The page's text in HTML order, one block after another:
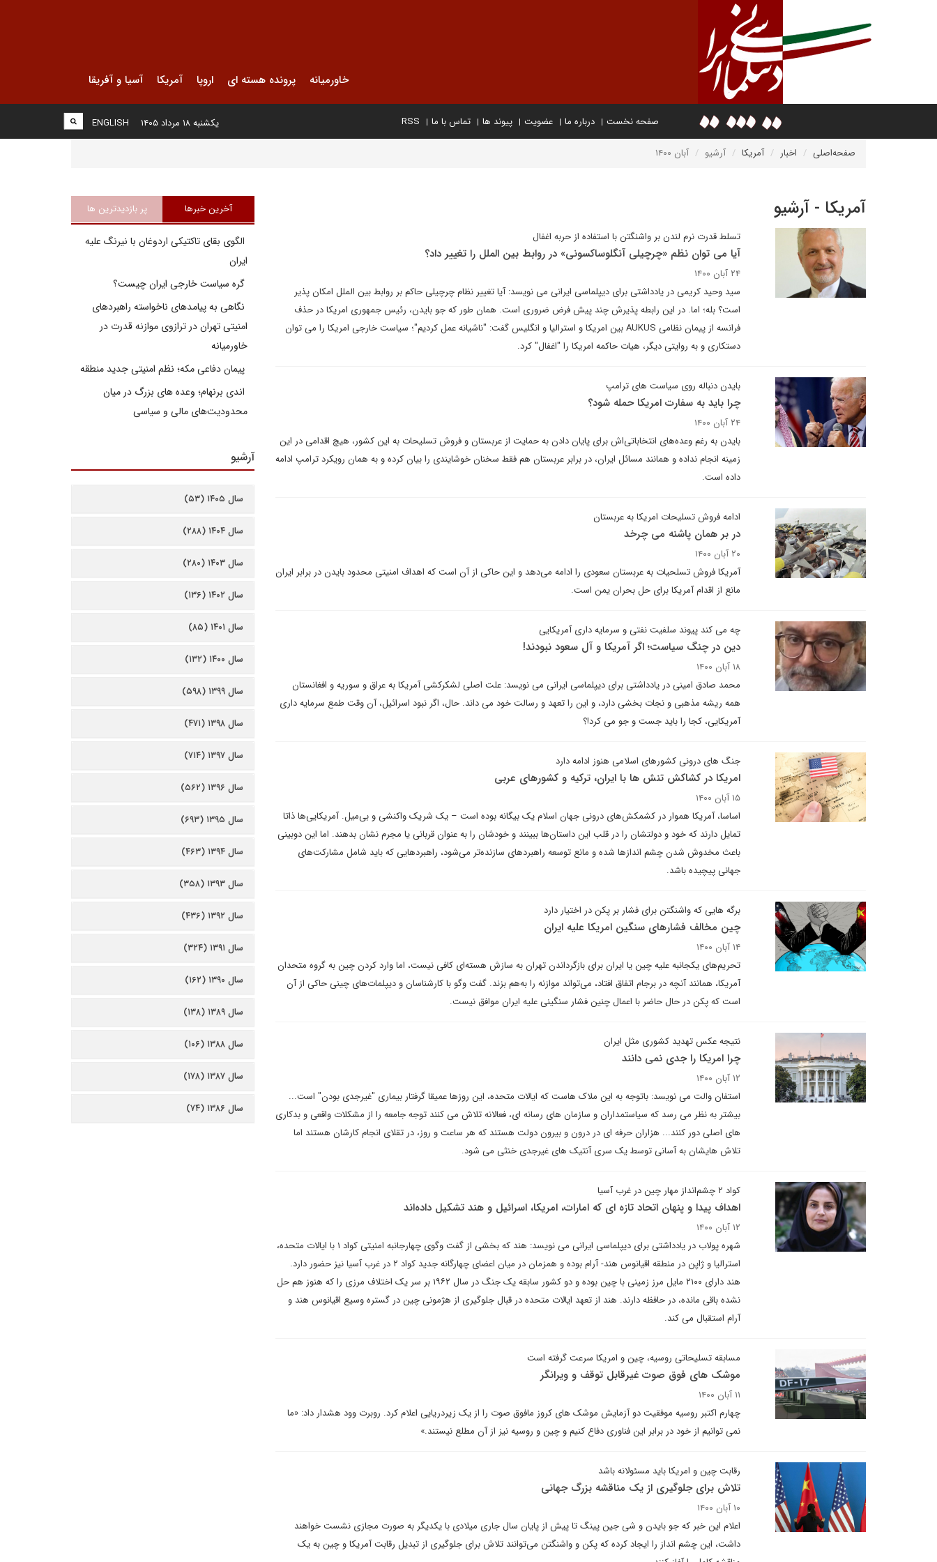
خاورمیانه پرونده هسته ای اروپا آمریکا آسیا و آفریقا
صفحه نخست درباره ما عضویت پیوند ها تماس با ما RSS
ENGLISH یکشنبه ۱۸ مرداد ۱۴۰۵
صفحه‌اصلی اخبار آمریکا آرشیو آبان ۱۴۰۰
آمریکا - آرشیو
تسلط قدرت نرم لندن بر واشنگتن با استفاده از حربه اغفال
آیا می توان نظم «چرچیلی آنگلوساکسونی» در روابط بین الملل را تغییر داد؟
۲۴ آبان ۱۴۰۰
سید وحید کریمی در یادداشتی برای دیپلماسی ایرانی می نویسد: آیا تغییر نظام چرچیلی حاکم بر روابط بین الملل امکان پذیر
است؟ بله؛ اما. در این رابطه پذیرش چند پیش فرض ضروری است. همان طور که جو بایدن، رئیس جمهوری امریکا در حذف
فرانسه از پیمان نظامی AUKUS بین امریکا و استرالیا و انگلیس گفت: "ناشیانه عمل کردیم"؛ سیاست خارجی امریکا را می توان
دستکاری و به روایتی دیگر، هیات حاکمه امریکا را "اغفال" کرد.
بایدن دنباله روی سیاست های ترامپ
چرا باید به سفارت امریکا حمله شود؟
۲۴ آبان ۱۴۰۰
بایدن به رغم وعده‌های انتخاباتی‌اش برای پایان دادن به حمایت از عربستان و فروش تسلیحات به این کشور، هیچ اقدامی در این
زمینه انجام نداده و همانند مسائل ایران، در برابر عربستان هم فقط سخنان خوشایندی را بیان کرده و به همان رویکرد ترامپ ادامه
داده است.
ادامه فروش تسلیحات امریکا به عربستان
در بر همان پاشنه می چرخد
۲۰ آبان ۱۴۰۰
آمریکا فروش تسلحیات به عربستان سعودی را ادامه می‌دهد و این حاکی از آن است که اهداف امنیتی محدود بایدن در برابر ایران
مانع از اقدام آمریکا برای حل بحران یمن است.
چه می کند پیوند سلفیت نفتی و سرمایه داری آمریکایی
دین در چنگ سیاست؛ اگر آمریکا و آل سعود نبودند!
۱۸ آبان ۱۴۰۰
محمد صادق امینی در یادداشتی برای دیپلماسی ایرانی می نویسد: علت اصلی لشکرکشی آمریکا به عراق و سوریه و افغانستان
همه ریشه مذهبی و نجات بخشی دارد، و این را تعهد و رسالت خود می داند. حال، اگر نبود اسرائیل، آن وقت طمع سرمایه داری
آمریکایی، کجا را باید جست و جو می کرد!؟
جنگ های درونی کشورهای اسلامی هنوز ادامه دارد
امریکا در کشاکش تنش ها با ایران، ترکیه و کشورهای عربی
۱۵ آبان ۱۴۰۰
اساسا، آمریکا هموار در کشمکش‌های درونی جهان اسلام یک بیگانه بوده است – یک شریک واکنشی و بی‌میل. آمریکا‌یی‌ها ذاتا
تمایل دارند که خود و دولتشان را در قلب این داستان‌ها ببینند و خودشان را به عنوان قربانی یا مجرم نشان بدهند. اما این دوبینی
باعث مخدوش شدن چشم اندازها شده و مانع توسعه راهبردهای سازنده‌تر می‌شود، راهبردهایی که باید شامل مشارکت‌های
جهانی پیچیده باشد.
برگه هایی که واشنگتن برای فشار بر پکن در اختیار دارد
چین مخالف فشارهای سنگین امریکا علیه ایران
۱۴ آبان ۱۴۰۰
تحریم‌های یکجانبه علیه چین یا ایران برای بازگرداندن تهران به سازش هسته‌ای کافی نیست، اما وارد کردن چین به گروه متحدان
آمریکا، همانند آنچه در برجام اتفاق افتاد، می‌تواند موازنه را به‌هم بزند. گفت وگو با کارشناسان و دیپلمات‌های چینی حاکی از آن
است که پکن در حال حاضر با اعمال چنین فشار سنگینی علیه ایران موافق نیست.
نتیجه عکس تهدید کشوری مثل ایران
چرا امریکا را جدی نمی دانند
۱۲ آبان ۱۴۰۰
استفان والت می نویسد: باتوجه به این ملاک هاست که ایالات متحده، این روزها عمیقا گرفتار بیماری "غیرجدی بودن" است...
بیشتر به نظر می رسد که سیاستمداران و سازمان های رسانه ای، فعالانه تلاش می کنند توجه جامعه را از مشکلات واقعی و بدکاری
های اصلی دور کنند... هزاران حرفه ای در درون و بیرون دولت هستند که هر ساعت و روز، در تقلای انجام کارشان هستند اما
تلاش هایشان به آسانی توسط یک سری آنتیک های غیرجدی خنثی می شود.
کواد ۲ چشم‌انداز مهار چین در غرب آسیا
اهداف پیدا و پنهان اتحاد تازه ای که امارات، امریکا، اسرائیل و هند تشکیل داده‌اند
۱۲ آبان ۱۴۰۰
شهره پولاب در یادداشتی برای دیپلماسی ایرانی می نویسد: هند که بخشی از گفت وگوی چهارجانبه امنیتی کواد ۱ با ایالات متحده،
استرالیا و ژاپن در منطقه اقیانوس هند- آرام بوده و همزمان در میان اعضای چهارگانه جدید کواد ۲ در غرب آسیا نیز حضور دارد.
هند دارای ۲۱۰۰ مایل مرز زمینی با چین بوده و دو کشور سابقه یک جنگ در سال ۱۹۶۲ بر سر یک اختلاف مرزی را که هنوز هم حل
نشده باقی مانده، در حافظه دارند. هند از تعهد ایالات متحده در قبال جلوگیری از هژمونی چین در گستره وسیع اقیانوس هند و
آرام استقبال می کند.
مسابقه تسلیحاتی روسیه، چین و امریکا سرعت گرفته است
موشک های فوق صوت غیرقابل توقف و ویرانگر
۱۱ آبان ۱۴۰۰
چهارم اکتبر روسیه موفقیت دو آزمایش موشک های کروز مافوق صوت را از یک زیردریایی اعلام کرد. روبرت وود هشدار داد: «ما
نمی توانیم از خود در برابر این فناوری دفاع کنیم و چین و روسیه نیز از آن مطلع نیستند.»
رقابت چین و امریکا باید مسئولانه باشد
تلاش برای جلوگیری از یک مناقشه بزرگ جهانی
۱۰ آبان ۱۴۰۰
اعلام این خبر که جو بایدن و شی جین پینگ تا پیش از پایان سال جاری میلادی با یکدیگر به ‌صورت مجازی نشست خواهند
داشت، این چشم انداز را ایجاد کرده که پکن و واشنگتن می‌‌توانند تلاش برای جلوگیری از تبدیل رقابت آمریکا و چین به یک
آخرین خبرها پر بازدیدترین ها
الگوی بقای تاکتیکی اردوغان با نیرنگ علیه
ایران
گره سیاست خارجی ایران چیست؟
نگاهی به پیامدهای ناخواسته راهبردهای
امنیتی تهران در ترازوی موازنه قدرت در
خاورمیانه
پیمان دفاعی مکه؛ نظم امنیتی جدید منطقه
اندی برنهام؛ وعده های بزرگ در میان
محدودیت‌های مالی و سیاسی
آرشیو
سال ۱۴۰۵ (۵۳)
سال ۱۴۰۴ (۲۸۸)
سال ۱۴۰۳ (۲۸۰)
سال ۱۴۰۲ (۱۳۶)
سال ۱۴۰۱ (۸۵)
سال ۱۴۰۰ (۱۳۲)
سال ۱۳۹۹ (۵۹۸)
سال ۱۳۹۸ (۴۷۱)
سال ۱۳۹۷ (۷۱۴)
سال ۱۳۹۶ (۵۶۲)
سال ۱۳۹۵ (۶۹۳)
سال ۱۳۹۴ (۴۶۳)
سال ۱۳۹۳ (۳۵۸)
سال ۱۳۹۲ (۴۳۶)
سال ۱۳۹۱ (۳۲۴)
سال ۱۳۹۰ (۱۶۲)
سال ۱۳۸۹ (۱۳۸)
سال ۱۳۸۸ (۱۰۶)
سال ۱۳۸۷ (۱۷۸)
سال ۱۳۸۶ (۷۴)